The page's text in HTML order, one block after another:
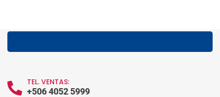
TEL. VENTAS:
+506 4052 5999